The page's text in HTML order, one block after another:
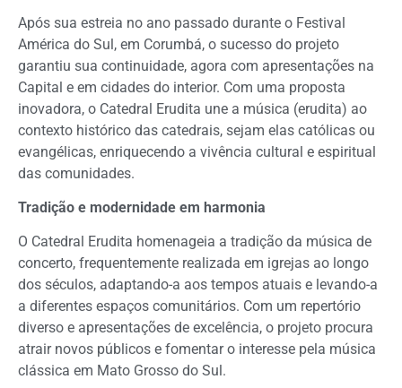
Após sua estreia no ano passado durante o Festival
América do Sul, em Corumbá, o sucesso do projeto
garantiu sua continuidade, agora com apresentações na
Capital e em cidades do interior. Com uma proposta
inovadora, o Catedral Erudita une a música (erudita) ao
contexto histórico das catedrais, sejam elas católicas ou
evangélicas, enriquecendo a vivência cultural e espiritual
das comunidades.
Tradição e modernidade em harmonia
O Catedral Erudita homenageia a tradição da música de
concerto, frequentemente realizada em igrejas ao longo
dos séculos, adaptando-a aos tempos atuais e levando-a
a diferentes espaços comunitários. Com um repertório
diverso e apresentações de excelência, o projeto procura
atrair novos públicos e fomentar o interesse pela música
clássica em Mato Grosso do Sul.